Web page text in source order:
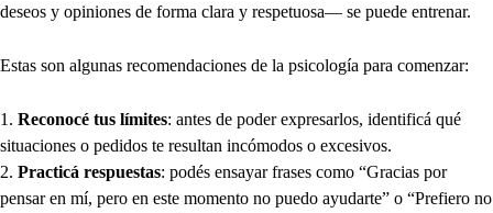
deseos y opiniones de forma clara y respetuosa— se puede entrenar.
Estas son algunas recomendaciones de la psicología para comenzar:
Reconocé tus límites: antes de poder expresarlos, identificá qué
situaciones o pedidos te resultan incómodos o excesivos.
Practicá respuestas: podés ensayar frases como “Gracias por
pensar en mí, pero en este momento no puedo ayudarte” o “Prefiero no